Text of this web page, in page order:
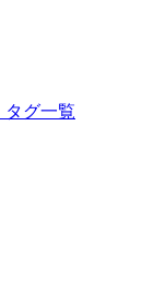
タグ一覧